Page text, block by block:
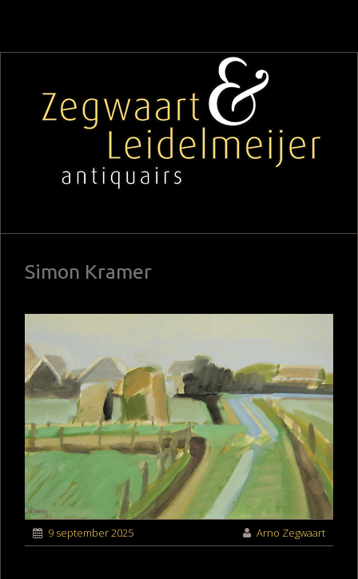
Simon Kramer
9 september 2025 Arno Zegwaart